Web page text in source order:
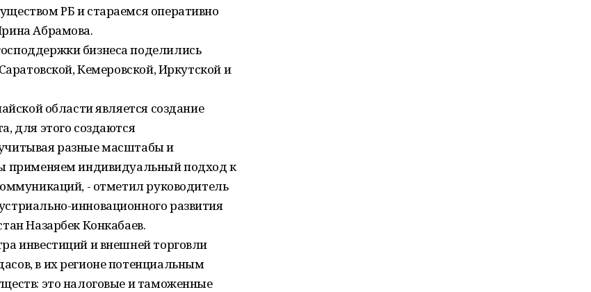
РБ и стараемся оперативно
Абрамова.
бизнеса поделились
Кемеровской, Иркутской и
области является создание
для этого создаются
разные масштабы и
применяем индивидуальный подход к
- отметил руководитель
инновационного развития
Назарбек Конкабаев.
инвестиций и внешней торговли
в их регионе потенциальным
это налоговые и таможенные